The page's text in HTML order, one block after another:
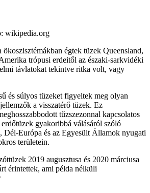
wikipedia.org
égtek tüzek Queensland,
trópusi erdeitől az északi-sarkvidéki
távlatokat tekintve ritka volt, vagy
és súlyos tüzeket figyeltek meg olyan
a visszatérő tüzek. Ez
tűzszezonnal kapcsolatos
gyakoribbá válásáról szóló
Dél-Európa és az Egyesült Államok nyugati
területein.
2019 augusztusa és 2020 márciusa
érintettek, ami példa nélküli